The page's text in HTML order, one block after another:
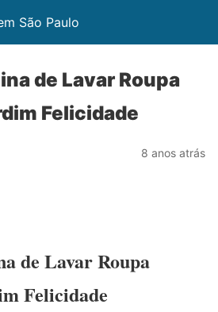
São Paulo
de Lavar Roupa
Felicidade
8 anos atrás
de Lavar Roupa
Felicidade